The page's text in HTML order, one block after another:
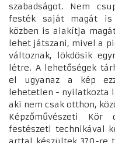
szabadságot. Nem
festék saját magát is
közben is alakítja
lehet játszani, mivel a
változnak, lökdösik
létre. A lehetőségek
el ugyanaz a kép
lehetetlen - nyilatkozta
aki nem csak otthon,
Képzőművészeti Kör
festészeti technikával